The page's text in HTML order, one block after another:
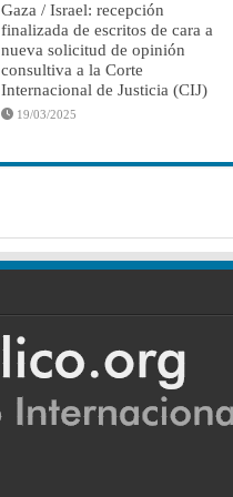
Gaza / Israel: recepción
finalizada de escritos de cara a
nueva solicitud de opinión
consultiva a la Corte
Internacional de Justicia (CIJ)
19/03/2025